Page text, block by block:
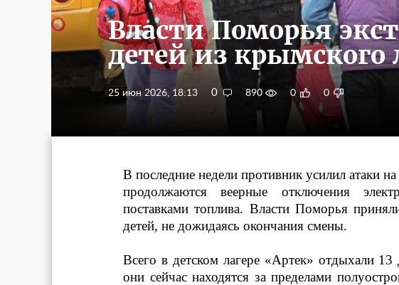
Власти Поморья
детей из крымского
25 июн 2026, 18:13 0 890 0 0
В последние недели противник усилил атаки
продолжаются веерные отключения
поставками топлива. Власти Поморья
детей, не дожидаясь окончания смены.
Всего в детском лагере «Артек» отдыхали 13
они сейчас находятся за пределами